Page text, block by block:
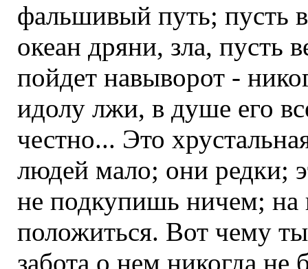
фальшивый путь; пусть
океан дряни, зла, пусть
пойдет навыворот -
идолу лжи, в душе его
честно... Это
людей мало; они редки;
не подкупишь ничем; на
положиться. Вот чему
забота о нем никогда